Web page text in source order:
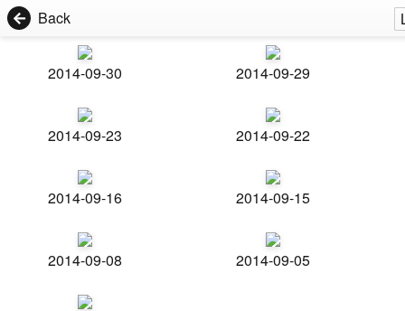
Back
2014-09-30 2014-09-29
2014-09-23 2014-09-22
2014-09-16 2014-09-15
2014-09-08 2014-09-05